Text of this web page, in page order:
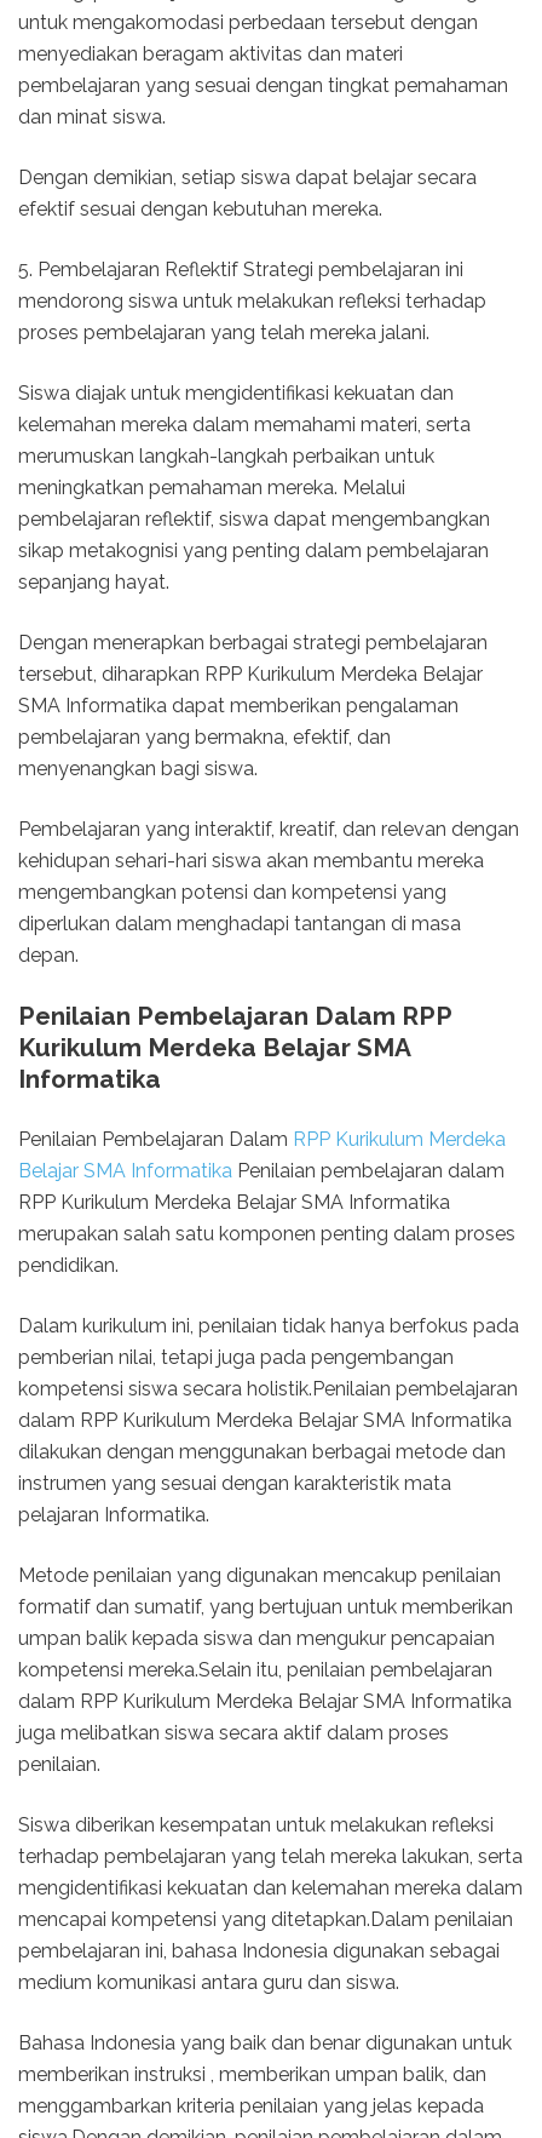
untuk mengakomodasi perbedaan tersebut dengan
menyediakan beragam aktivitas dan materi
pembelajaran yang sesuai dengan tingkat pemahaman
dan minat siswa.
Dengan demikian, setiap siswa dapat belajar secara
efektif sesuai dengan kebutuhan mereka.
5. Pembelajaran Reflektif Strategi pembelajaran ini
mendorong siswa untuk melakukan refleksi terhadap
proses pembelajaran yang telah mereka jalani.
Siswa diajak untuk mengidentifikasi kekuatan dan
kelemahan mereka dalam memahami materi, serta
merumuskan langkah-langkah perbaikan untuk
meningkatkan pemahaman mereka. Melalui
pembelajaran reflektif, siswa dapat mengembangkan
sikap metakognisi yang penting dalam pembelajaran
sepanjang hayat.
Dengan menerapkan berbagai strategi pembelajaran
tersebut, diharapkan RPP Kurikulum Merdeka Belajar
SMA Informatika dapat memberikan pengalaman
pembelajaran yang bermakna, efektif, dan
menyenangkan bagi siswa.
Pembelajaran yang interaktif, kreatif, dan relevan dengan
kehidupan sehari-hari siswa akan membantu mereka
mengembangkan potensi dan kompetensi yang
diperlukan dalam menghadapi tantangan di masa
depan.
Penilaian Pembelajaran Dalam RPP
Kurikulum Merdeka Belajar SMA
Informatika
Penilaian Pembelajaran Dalam RPP Kurikulum Merdeka
Belajar SMA Informatika Penilaian pembelajaran dalam
RPP Kurikulum Merdeka Belajar SMA Informatika
merupakan salah satu komponen penting dalam proses
pendidikan.
Dalam kurikulum ini, penilaian tidak hanya berfokus pada
pemberian nilai, tetapi juga pada pengembangan
kompetensi siswa secara holistik.Penilaian pembelajaran
dalam RPP Kurikulum Merdeka Belajar SMA Informatika
dilakukan dengan menggunakan berbagai metode dan
instrumen yang sesuai dengan karakteristik mata
pelajaran Informatika.
Metode penilaian yang digunakan mencakup penilaian
formatif dan sumatif, yang bertujuan untuk memberikan
umpan balik kepada siswa dan mengukur pencapaian
kompetensi mereka.Selain itu, penilaian pembelajaran
dalam RPP Kurikulum Merdeka Belajar SMA Informatika
juga melibatkan siswa secara aktif dalam proses
penilaian.
Siswa diberikan kesempatan untuk melakukan refleksi
terhadap pembelajaran yang telah mereka lakukan, serta
mengidentifikasi kekuatan dan kelemahan mereka dalam
mencapai kompetensi yang ditetapkan.Dalam penilaian
pembelajaran ini, bahasa Indonesia digunakan sebagai
medium komunikasi antara guru dan siswa.
Bahasa Indonesia yang baik dan benar digunakan untuk
memberikan instruksi , memberikan umpan balik, dan
menggambarkan kriteria penilaian yang jelas kepada